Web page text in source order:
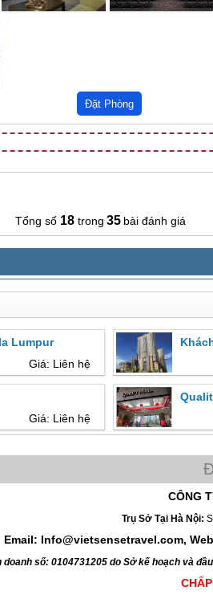
18 35 bài đánh giá
Lumpur
Giá: Liên hệ
Giá: Liên hệ
CÔNG
Trụ Sở Tại Hà Nội:
Email: Info@vietsensetravel.com,
số: 0104731205 do Sở kế hoạch và